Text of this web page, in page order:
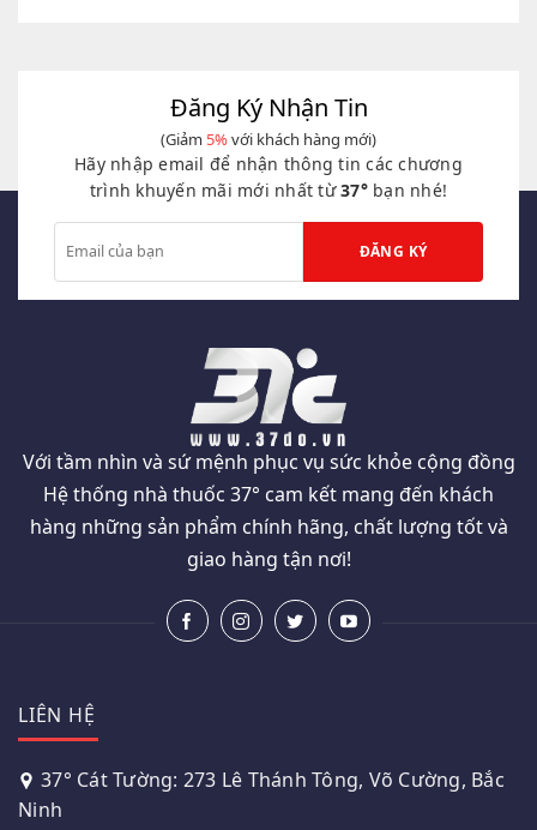
Đăng Ký Nhận Tin
(Giảm 5%với khách hàng mới)
Hãy nhập email để nhận thông tin các chương
trình khuyến mãi mới nhất từ37°bạn nhé!
Với tầm nhìn và sứ mệnh phục vụ sức khỏe cộng đồng
Hệ thống nhà thuốc 37° cam kết mang đến khách
hàng những sản phẩm chính hãng, chất lượng tốt và
giao hàng tận nơi!
LIÊN HỆ
37° Cát Tường: 273 Lê Thánh Tông, Võ Cường, Bắc
Ninh